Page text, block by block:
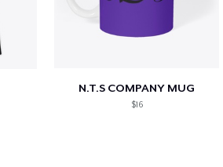
N.T.S COMPANY MUG
$16